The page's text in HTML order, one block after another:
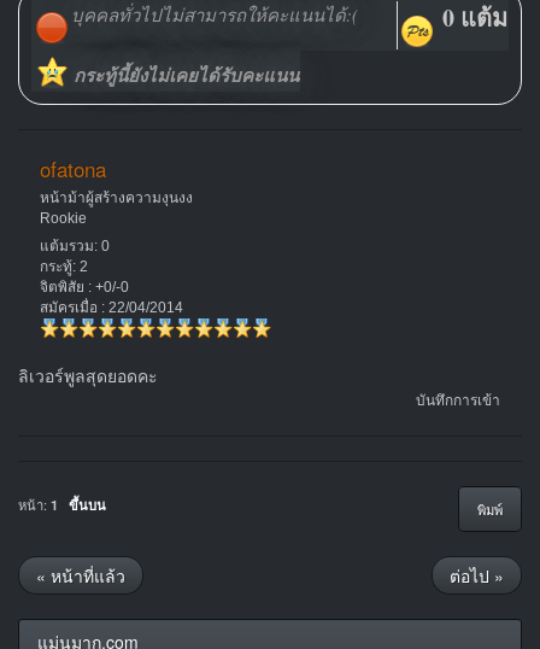
บุคคลทั่วไปไม่สามารถให้คะแนนได้:( 0 แต้ม
กระทู้นี้ยังไม่เคยได้รับคะแนน
ofatona
หน้าม้าผู้สร้างความงุนงง
Rookie
แต้มรวม: 0
กระทู้: 2
จิตพิสัย : +0/-0
สมัครเมื่อ : 22/04/2014
ลิเวอร์พูลสุดยอดคะ
บันทึกการเข้า
พิมพ์
หน้า: 1 ขึ้นบน
« หน้าที่แล้ว ต่อไป »
แม่นมาก.com